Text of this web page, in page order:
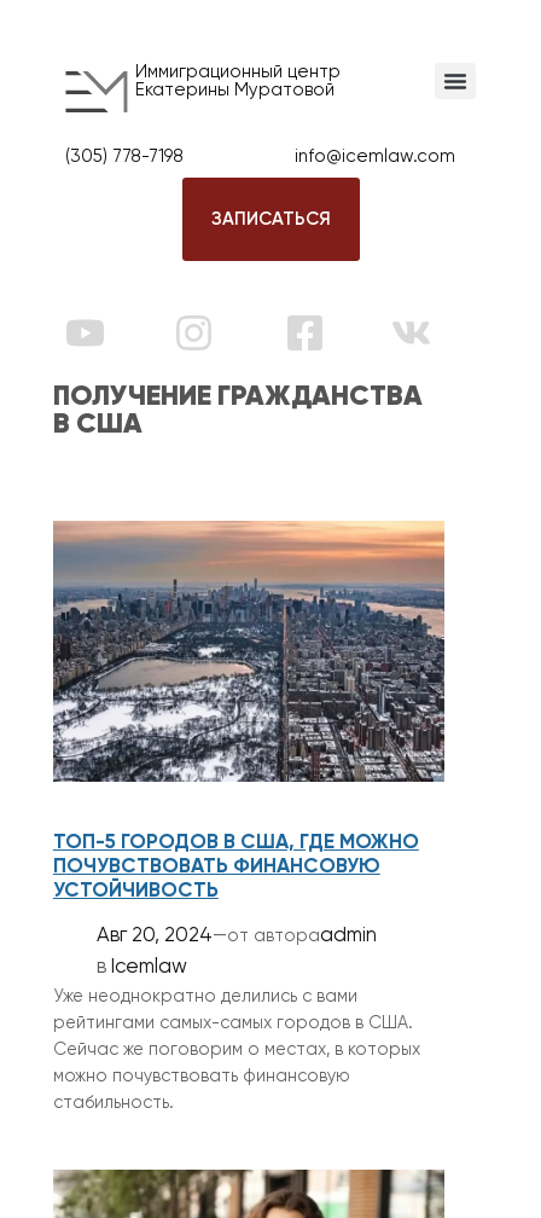
Иммиграционный центр
Екатерины Муратовой
(305) 778-7198 info@icemlaw.com
ЗАПИСАТЬСЯ
ПОЛУЧЕНИЕ ГРАЖДАНСТВА
В США
ТОП-5 ГОРОДОВ В США, ГДЕ МОЖНО
ПОЧУВСТВОВАТЬ ФИНАНСОВУЮ
УСТОЙЧИВОСТЬ
Авг 20, 2024—от автораadmin
в Icemlaw
Уже неоднократно делились с вами
рейтингами самых-самых городов в США.
Сейчас же поговорим о местах, в которых
можно почувствовать финансовую
стабильность.